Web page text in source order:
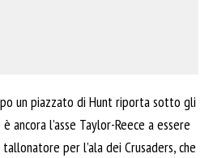
un piazzato di Hunt riporta sotto gli
ancora l’asse Taylor-Reece a essere
per l’ala dei Crusaders, che